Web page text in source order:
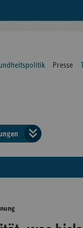
Presse
der